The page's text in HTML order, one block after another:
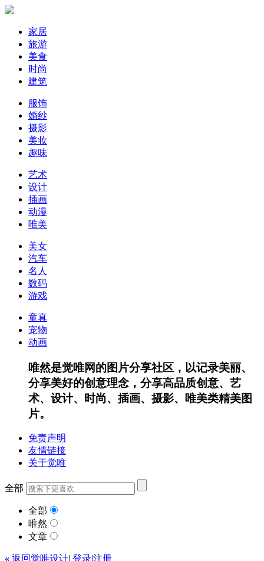
家居
旅游
美食
时尚
建筑
服饰
婚纱
摄影
美妆
趣味
艺术
设计
插画
动漫
唯美
美女
汽车
名人
数码
游戏
童真
宠物
动画
唯然是觉唯网的图片分享社区，以记录美丽、
分享美好的创意理念，分享高品质创意、艺
术、设计、时尚、插画、摄影、唯美类精美图
片。
免责声明
友情链接
关于觉唯
全部
全部
唯然
文章
« 返回觉唯设计| 登录|注册